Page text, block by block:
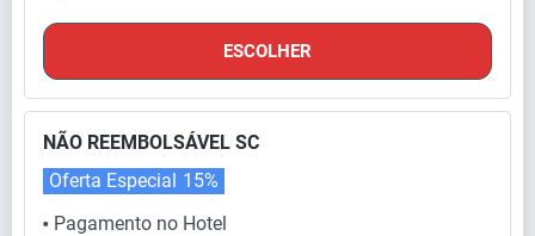
ESCOLHER
NÃO REEMBOLSÁVEL SC
⬤ Pagamento no Hotel
Oferta Especial 15%